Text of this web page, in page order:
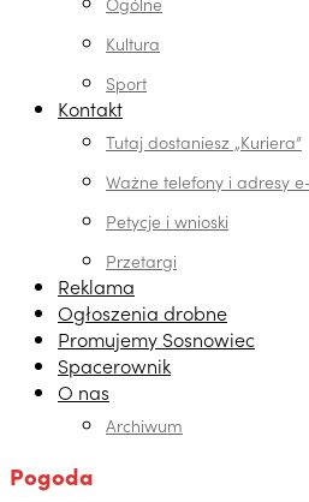
Kultura
Sport
Kontakt
Tutaj dostaniesz „Kuriera”
Ważne telefony i adresy
Petycje i wnioski
Przetargi
Reklama
Ogłoszenia drobne
Promujemy Sosnowiec
Spacerownik
O nas
Archiwum
Pogoda